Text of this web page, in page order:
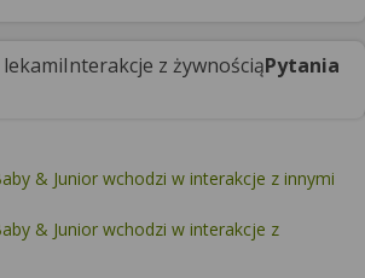
Interakcje z żywnościąPytania
& Junior wchodzi w interakcje z innymi
& Junior wchodzi w interakcje z